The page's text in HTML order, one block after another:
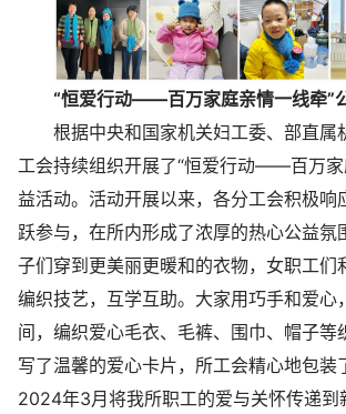
“恒爱行动——百万家庭亲情一线牵”
根据中央和国家机关妇工委、部直属
工会持续组织开展了“恒爱行动——百万家
益活动。活动开展以来，各分工会积极响
跃参与，在所内形成了浓厚的热心公益氛
子们穿到更美丽更暖和的衣物，女职工们
编织技艺，互学互助。大家用巧手和爱心
间，编织爱心毛衣、毛裤、围巾、帽子等
写了温馨的爱心卡片，所工会精心地包装
2024年3月将我所职工的爱与关怀传递到